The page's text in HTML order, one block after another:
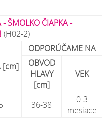
- ŠMOLKO ČIAPKA -
(H02-2)
[cm]
ODPORÚČAME NA
OBVOD
HLAVY
[cm]
VEK
36-38
0-3
mesiace